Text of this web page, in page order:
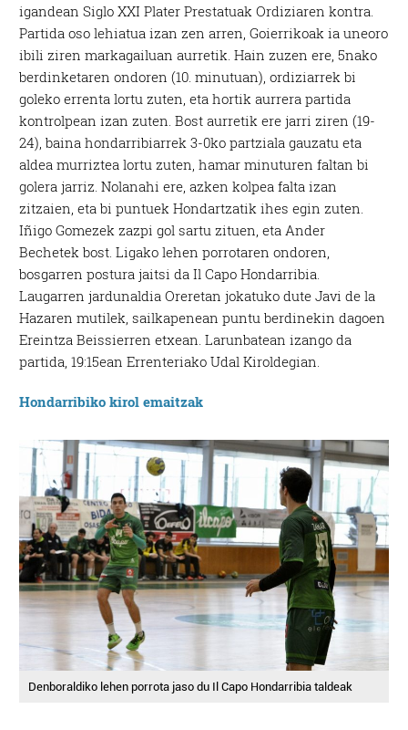
igandean Siglo XXI Plater Prestatuak Ordiziaren kontra.
Partida oso lehiatua izan zen arren, Goierrikoak ia uneoro
ibili ziren markagailuan aurretik. Hain zuzen ere, 5nako
berdinketaren ondoren (10. minutuan), ordiziarrek bi
goleko errenta lortu zuten, eta hortik aurrera partida
kontrolpean izan zuten. Bost aurretik ere jarri ziren (19-
24), baina hondarribiarrek 3-0ko partziala gauzatu eta
aldea murriztea lortu zuten, hamar minuturen faltan bi
golera jarriz. Nolanahi ere, azken kolpea falta izan
zitzaien, eta bi puntuek Hondartzatik ihes egin zuten.
Iñigo Gomezek zazpi gol sartu zituen, eta Ander
Bechetek bost. Ligako lehen porrotaren ondoren,
bosgarren postura jaitsi da Il Capo Hondarribia.
Laugarren jardunaldia Oreretan jokatuko dute Javi de la
Hazaren mutilek, sailkapenean puntu berdinekin dagoen
Ereintza Beissierren etxean. Larunbatean izango da
partida, 19:15ean Errenteriako Udal Kiroldegian.
Hondarribiko kirol emaitzak
Denboraldiko lehen porrota jaso du Il Capo Hondarribia taldeak